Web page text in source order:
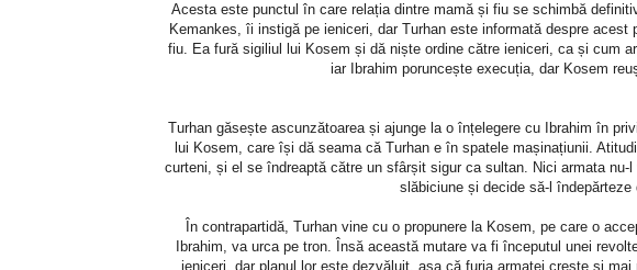
Acesta este punctul în care relația dintre mamă și fiu se schimbă
Kemankes, îi instigă pe ieniceri, dar Turhan este informată despre
fiu. Ea fură sigiliul lui Kosem și dă niște ordine către ieniceri, ca și cum
iar Ibrahim poruncește execuția, dar Kosem
Turhan găsește ascunzătoarea și ajunge la o înțelegere cu Ibrahim în
lui Kosem, care își dă seama că Turhan e în spatele mașinațiunii.
curteni, și el se îndreaptă către un sfârșit sigur ca sultan. Nici armata
slăbiciune și decide să-l îndepărteze
În contrapartidă, Turhan vine cu o propunere la Kosem, pe care o
Ibrahim, va urca pe tron. Însă această mutare va fi începutul unei
ieniceri, dar planul lor este dezvăluit, așa că furia armatei crește și